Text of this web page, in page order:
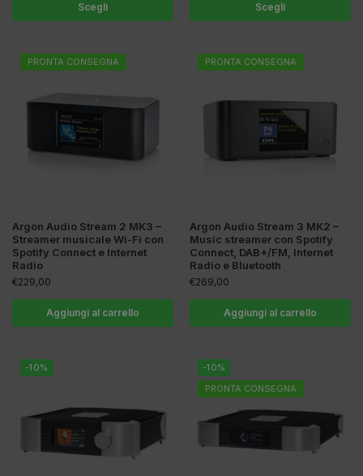
Scegli Scegli
PRONTA CONSEGNA
Argon Audio Stream 2 MK3 –
Streamer musicale Wi-Fi con
Spotify Connect e Internet
Radio
€229,00
Aggiungi al carrello
PRONTA CONSEGNA
Argon Audio Stream 3 MK2 –
Music streamer con Spotify
Connect, DAB+/FM, Internet
Radio e Bluetooth
€269,00
Aggiungi al carrello
-10%
-10%
PRONTA CONSEGNA